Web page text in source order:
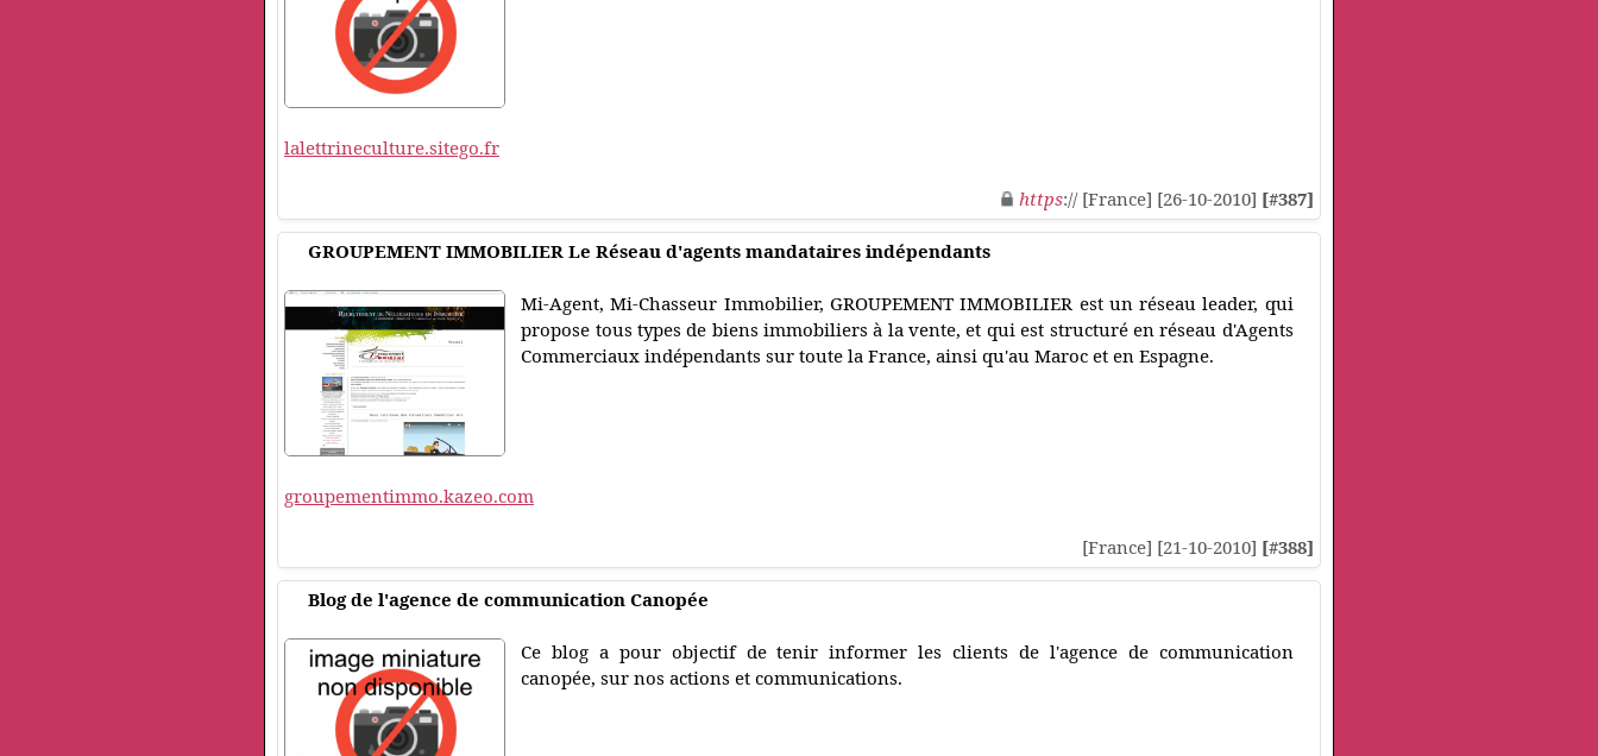
lalettrineculture.sitego.fr
https:// [France] [26-10-2010] [#387]
GROUPEMENT IMMOBILIER Le Réseau d'agents mandataires indépendants
Mi-Agent, Mi-Chasseur Immobilier, GROUPEMENT IMMOBILIER est un réseau leader, qui
propose tous types de biens immobiliers à la vente, et qui est structuré en réseau d'Agents
Commerciaux indépendants sur toute la France, ainsi qu'au Maroc et en Espagne.
groupementimmo.kazeo.com
[France] [21-10-2010] [#388]
Blog de l'agence de communication Canopée
Ce blog a pour objectif de tenir informer les clients de l'agence de communication
canopée, sur nos actions et communications.